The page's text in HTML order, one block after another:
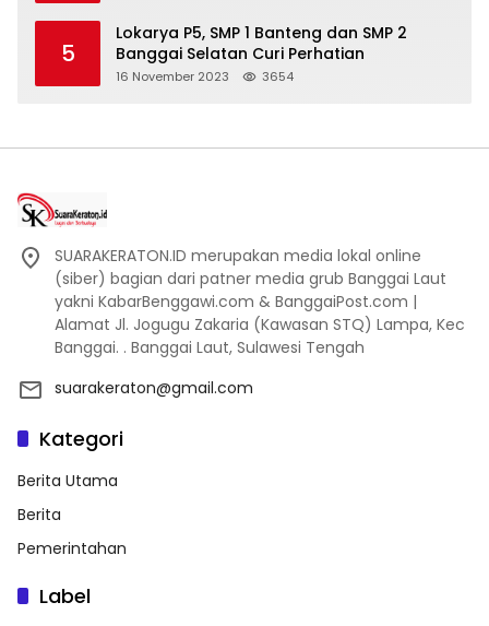
5
Lokarya P5, SMP 1 Banteng dan SMP 2
Banggai Selatan Curi Perhatian
16 November 2023 3654
SUARAKERATON.ID merupakan media lokal online
(siber) bagian dari patner media grub Banggai Laut
yakni KabarBenggawi.com & BanggaiPost.com |
Alamat Jl. Jogugu Zakaria (Kawasan STQ) Lampa, Kec
Banggai. . Banggai Laut, Sulawesi Tengah
suarakeraton@gmail.com
Kategori
Berita Utama
Berita
Pemerintahan
Label